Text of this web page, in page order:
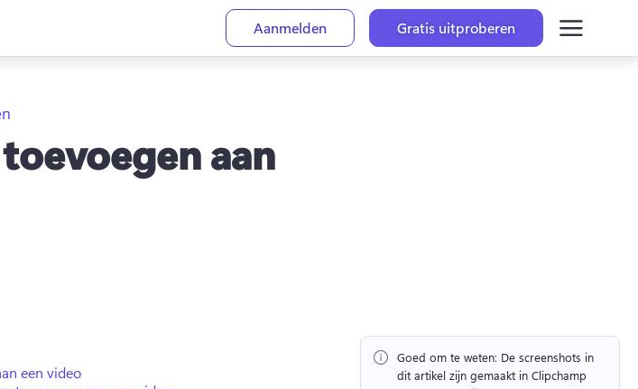
Aanmelden
Gratis uitproberen
aan
een video
Goed om te weten: De screenshots in
dit artikel zijn gemaakt in Clipchamp